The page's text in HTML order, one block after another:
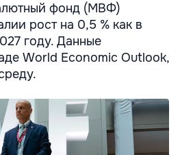
фонд (МВФ)
рост на 0,5 % как в
году. Данные
World Economic Outlook,